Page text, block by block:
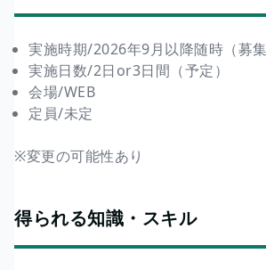
実施時期/2026年9月以降随時（募集
実施日数/2日or3日間（予定）
会場/WEB
定員/未定
※変更の可能性あり
得られる知識・スキル